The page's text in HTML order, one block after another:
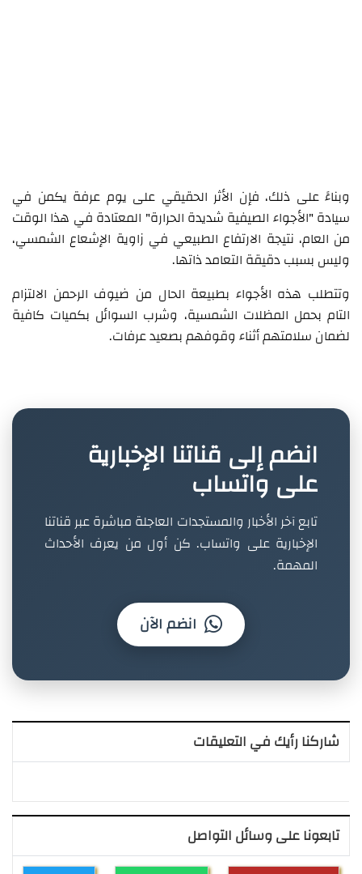
وبناءً على ذلك، فإن الأثر الحقيقي على يوم عرفة يكمن في
سيادة "الأجواء الصيفية شديدة الحرارة" المعتادة في هذا الوقت
من العام، نتيجة الارتفاع الطبيعي في زاوية الإشعاع الشمسي،
وليس بسبب دقيقة التعامد ذاتها.
وتتطلب هذه الأجواء بطبيعة الحال من ضيوف الرحمن الالتزام
التام بحمل المظلات الشمسية، وشرب السوائل بكميات كافية
لضمان سلامتهم أثناء وقوفهم بصعيد عرفات.
انضم إلى قناتنا الإخبارية
على واتساب
تابع آخر الأخبار والمستجدات العاجلة مباشرة عبر قناتنا
الإخبارية على واتساب. كن أول من يعرف الأحداث
المهمة.
انضم الآن
شاركنا رأيك في التعليقات
تابعونا على وسائل التواصل